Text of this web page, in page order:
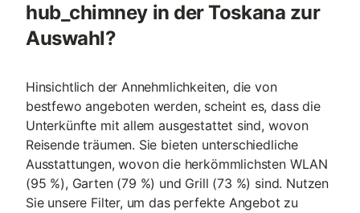
hub_chimney in der Toskana zur
Auswahl?
Hinsichtlich der Annehmlichkeiten, die von
bestfewo angeboten werden, scheint es, dass die
Unterkünfte mit allem ausgestattet sind, wovon
Reisende träumen. Sie bieten unterschiedliche
Ausstattungen, wovon die herkömmlichsten WLAN
(95 %), Garten (79 %) und Grill (73 %) sind. Nutzen
Sie unsere Filter, um das perfekte Angebot zu